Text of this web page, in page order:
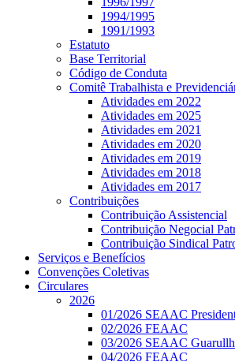
1994/1995
1991/1993
Estatuto
Base Territorial
Código de Conduta
Comitê Trabalhista e
Atividades em 2022
Atividades em 2025
Atividades em 2021
Atividades em 2020
Atividades em 2019
Atividades em 2018
Atividades em 2017
Contribuições
Contribuição Assistencial
Contribuição Negocial
Contribuição Sindical
Serviços e Benefícios
Convenções Coletivas
Circulares
2026
01/2026 SEAAC
02/2026 FEAAC
03/2026 SEAAC
04/2026 FEAAC